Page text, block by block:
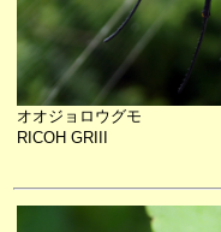
オオジョロウグモ
RICOH GRIII